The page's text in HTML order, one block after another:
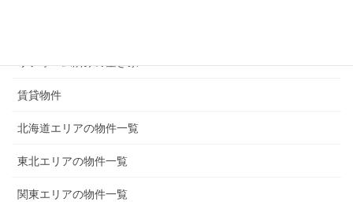
リフォーム済みの空き家
賃貸物件
北海道エリアの物件一覧
東北エリアの物件一覧
関東エリアの物件一覧